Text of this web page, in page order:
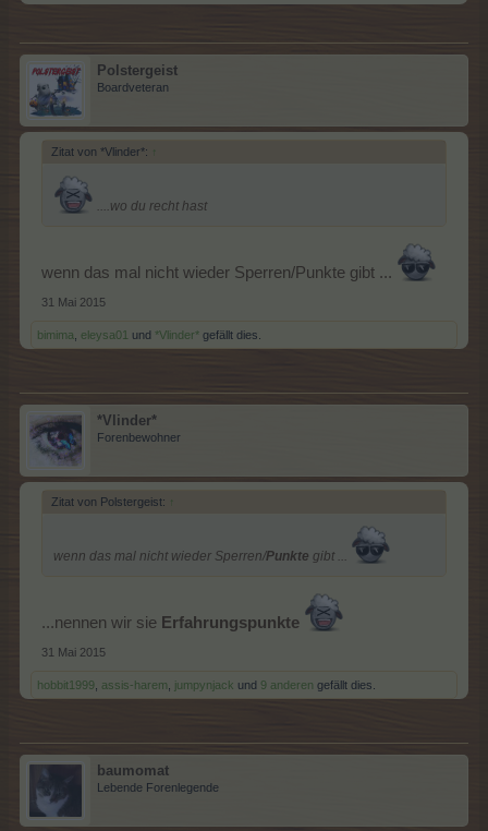
Polstergeist
Boardveteran
Zitat von *Vlinder*: ↑
....wo du recht hast
wenn das mal nicht wieder Sperren/Punkte gibt ...
31 Mai 2015
bimima eleysa01 und *Vlinder* gefällt dies.
*Vlinder*
Forenbewohner
Zitat von Polstergeist: ↑
wenn das mal nicht wieder Sperren/Punkte gibt ...
...nennen wir sie Erfahrungspunkte
31 Mai 2015
hobbit1999 assis-harem jumpynjack und 9 anderen gefällt dies.
baumomat
Lebende Forenlegende